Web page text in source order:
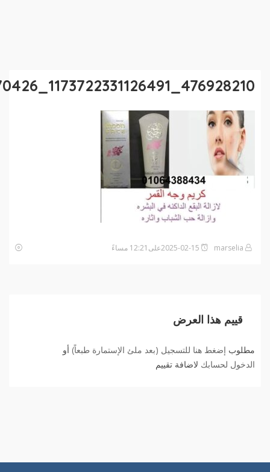
476928210_1173722331126491_8278210810719170426_n
قييم هذا العرض
مطلوب إضغط هنا للتسجيل (بعد ملئ الإستمارة طبعاً) أو
الدخول لحسابك لاضافة تقييم